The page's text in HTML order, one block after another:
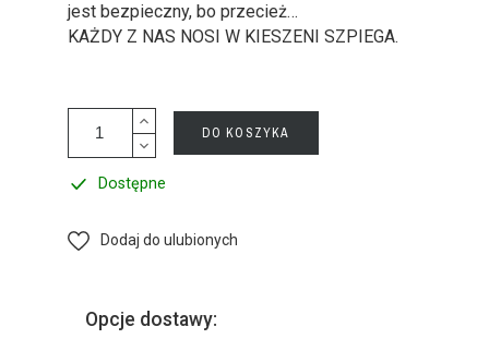
jest bezpieczny, bo przecież…
KAŻDY Z NAS NOSI W KIESZENI SZPIEGA.
DO KOSZYKA
Dostępne
Dodaj do ulubionych
Opcje dostawy: